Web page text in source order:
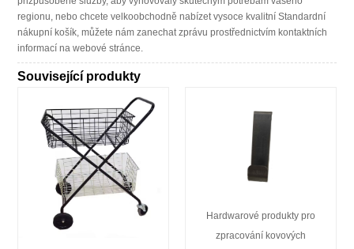
regionu, nebo chcete velkoobchodně nabízet vysoce kvalitní Standardní
nákupní košík, můžete nám zanechat zprávu prostřednictvím kontaktních
informací na webové stránce.
Související produkty
Hardwarové produkty pro
zpracování kovových